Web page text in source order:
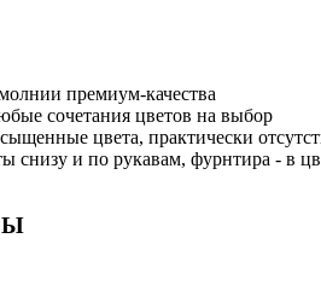
премиум-качества
сочетания цветов на выбор
цвета, практически
снизу и по рукавам, фурнтира - в